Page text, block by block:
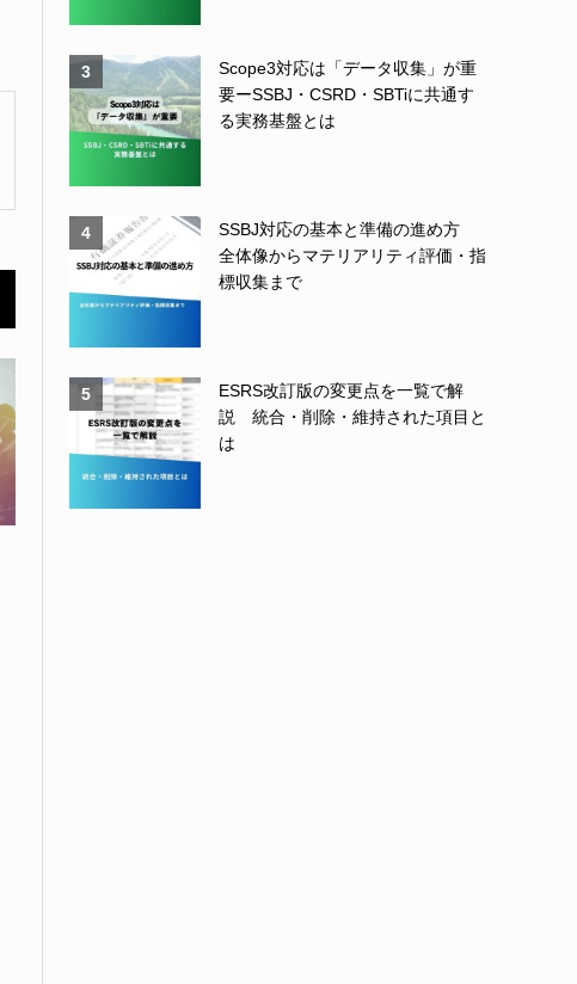
3
Scope3対応は「データ収集」が重
要ーSSBJ・CSRD・SBTiに共通す
る実務基盤とは
4
SSBJ対応の基本と準備の進め方
全体像からマテリアリティ評価・指
標収集まで
5
ESRS改訂版の変更点を一覧で解
説 統合・削除・維持された項目と
は